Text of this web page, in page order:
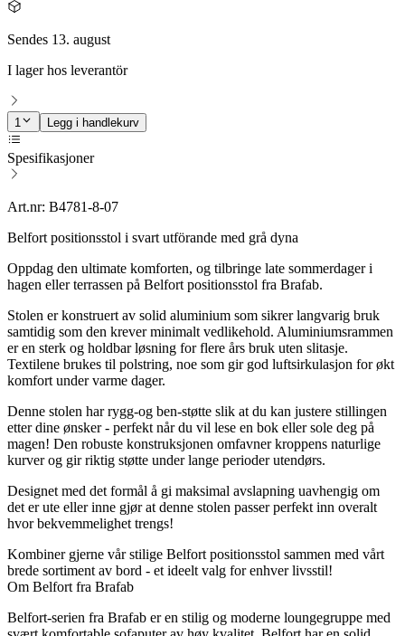
Sendes 13. august
I lager hos leverantör
1 Legg i handlekurv
Spesifikasjoner
Art.nr: B4781-8-07
Belfort positionsstol i svart utförande med grå dyna
Oppdag den ultimate komforten, og tilbringe late sommerdager i
hagen eller terrassen på Belfort positionsstol fra Brafab.
Stolen er konstruert av solid aluminium som sikrer langvarig bruk
samtidig som den krever minimalt vedlikehold. Aluminiumsrammen
er en sterk og holdbar løsning for flere års bruk uten slitasje.
Textilene brukes til polstring, noe som gir god luftsirkulasjon for økt
komfort under varme dager.
Denne stolen har rygg-og ben-støtte slik at du kan justere stillingen
etter dine ønsker - perfekt når du vil lese en bok eller sole deg på
magen! Den robuste konstruksjonen omfavner kroppens naturlige
kurver og gir riktig støtte under lange perioder utendørs.
Designet med det formål å gi maksimal avslapning uavhengig om
det er ute eller inne gjør at denne stolen passer perfekt inn overalt
hvor bekvemmelighet trengs!
Kombiner gjerne vår stilige Belfort positionsstol sammen med vårt
brede sortiment av bord - et ideelt valg for enhver livsstil!
Om Belfort fra Brafab
Belfort-serien fra Brafab er en stilig og moderne loungegruppe med